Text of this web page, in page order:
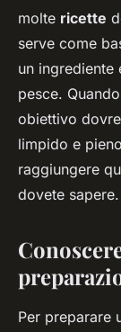
brodo
Lucie•4 aprile
molte ricette
serve come
un ingrediente
pesce.
obiettivo
limpido e
raggiungere
dovete sapere.
Per preparare